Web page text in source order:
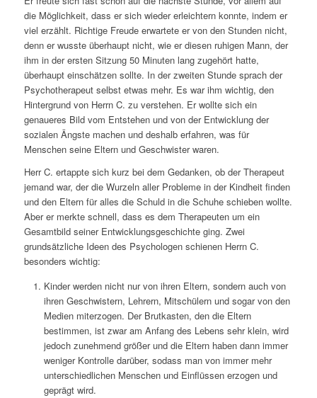
die Möglichkeit, dass er sich wieder erleichtern konnte, indem er
viel erzählt. Richtige Freude erwartete er von den Stunden nicht,
denn er wusste überhaupt nicht, wie er diesen ruhigen Mann, der
ihm in der ersten Sitzung 50 Minuten lang zugehört hatte,
überhaupt einschätzen sollte. In der zweiten Stunde sprach der
Psychotherapeut selbst etwas mehr. Es war ihm wichtig, den
Hintergrund von Herrn C. zu verstehen. Er wollte sich ein
genaueres Bild vom Entstehen und von der Entwicklung der
sozialen Ängste machen und deshalb erfahren, was für
Menschen seine Eltern und Geschwister waren.
Herr C. ertappte sich kurz bei dem Gedanken, ob der Therapeut
jemand war, der die Wurzeln aller Probleme in der Kindheit finden
und den Eltern für alles die Schuld in die Schuhe schieben wollte.
Aber er merkte schnell, dass es dem Therapeuten um ein
Gesamtbild seiner Entwicklungsgeschichte ging. Zwei
grundsätzliche Ideen des Psychologen schienen Herrn C.
besonders wichtig:
Kinder werden nicht nur von ihren Eltern, sondern auch von
ihren Geschwistern, Lehrern, Mitschülern und sogar von den
Medien miterzogen. Der Brutkasten, den die Eltern
bestimmen, ist zwar am Anfang des Lebens sehr klein, wird
jedoch zunehmend größer und die Eltern haben dann immer
weniger Kontrolle darüber, sodass man von immer mehr
unterschiedlichen Menschen und Einflüssen erzogen und
geprägt wird.